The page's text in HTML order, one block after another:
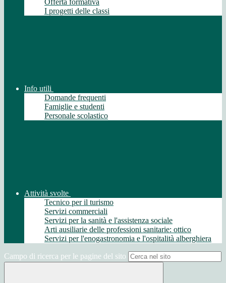
Offerta formativa
I progetti delle classi
Info utili
Domande frequenti
Famiglie e studenti
Personale scolastico
Attività svolte
Tecnico per il turismo
Servizi commerciali
Servizi per la sanità e l'assistenza sociale
Arti ausiliarie delle professioni sanitarie: ottico
Servizi per l'enogastronomia e l'ospitalità alberghiera
Campo di ricerca per le pagine del sito